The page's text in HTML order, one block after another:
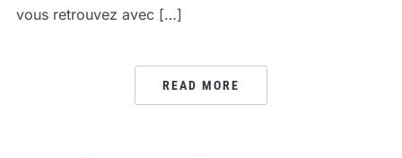
vous retrouvez avec […]
READ MORE